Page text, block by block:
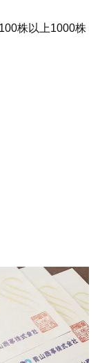
株以上1000株